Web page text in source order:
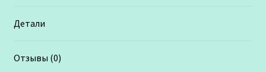
Детали
Отзывы (0)